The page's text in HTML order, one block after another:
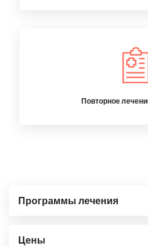
Повторное
Программы лечения
Цены